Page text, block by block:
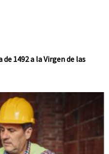
1492 a la Virgen de las